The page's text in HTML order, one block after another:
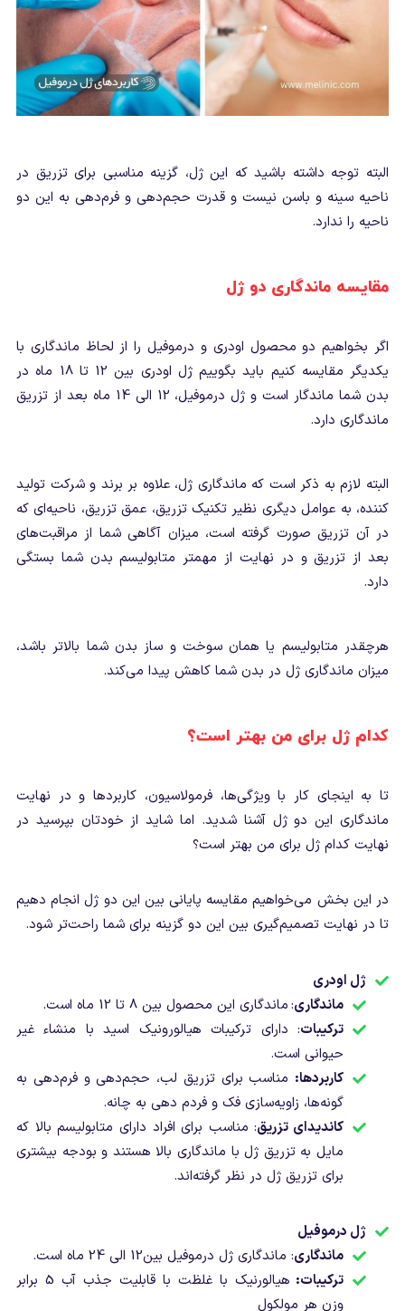
البته توجه داشته باشید که این ژل، گزینه مناسبی برای تزریق در
ناحیه سینه و باسن نیست و قدرت حجم‌دهی و فرم‌دهی به این دو
ناحیه را ندارد.
مقایسه ماندگاری دو ژل
اگر بخواهیم دو محصول اودری و درموفیل را از لحاظ ماندگاری با
یکدیگر مقایسه کنیم باید بگوییم ژل اودری بین 12 تا 18 ماه در
بدن شما ماندگار است و ژل درموفیل، 12 الی 14 ماه بعد از تزریق
ماندگاری دارد.
البته لازم به ذکر است که ماندگاری ژل، علاوه بر برند و شرکت تولید
کننده، به عوامل دیگری نظیر تکنیک تزریق، عمق تزریق، ناحیه‌ای که
در آن تزریق صورت گرفته است، میزان آگاهی شما از مراقبت‌های
بعد از تزریق و در نهایت از مهمتر متابولیسم بدن شما بستگی
دارد.
هرچقدر متابولیسم یا همان سوخت و ساز بدن شما بالاتر باشد،
میزان ماندگاری ژل در بدن شما کاهش پیدا می‌کند.
کدام ژل برای من بهتر است؟
تا به اینجای کار با ویژگی‌ها، فرمولاسیون، کاربردها و در نهایت
ماندگاری این دو ژل آشنا شدید. اما شاید از خودتان بپرسید در
نهایت کدام ژل برای من بهتر است؟
در این بخش می‌خواهیم مقایسه پایانی بین این دو ژل انجام دهیم
تا در نهایت تصمیم‌گیری بین این دو گزینه برای شما راحت‌تر شود.
ژل اودری
ماندگاری:ماندگاری این محصول بین 8 تا 12 ماه است.
ترکیبات: دارای ترکیبات هیالورونیک اسید با منشاء غیر
حیوانی است.
کاربردها: مناسب برای تزریق لب، حجم‌دهی و فرم‌دهی به
گونه‌ها، زاویه‌سازی فک و فردم دهی به چانه.
کاندیدای تزریق: مناسب برای افراد دارای متابولیسم بالا که
مایل به تزریق ژل با ماندگاری بالا هستند و بودجه بیشتری
برای تزریق ژل در نظر گرفته‌اند.
ژل درموفیل
ماندگاری: ماندگاری ژل درموفیل بین12 الی 24 ماه است.
ترکیبات:
هیالورنیک با غلظت با قابلیت جذب آب 5 برابر
وزن هر مولکول